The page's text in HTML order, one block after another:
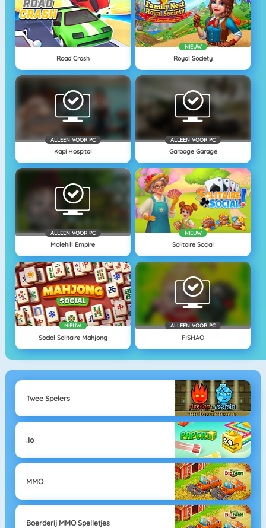
Road Crash
NIEUW
Royal Society
ALLEEN VOOR PC
Kapi Hospital
ALLEEN VOOR PC
Garbage Garage
ALLEEN VOOR PC
Molehill Empire
NIEUW
Solitaire Social
NIEUW
Social Solitaire Mahjong
ALLEEN VOOR PC
FISHAO
Twee Spelers
.io
MMO
Boerderij MMO Spelletjes